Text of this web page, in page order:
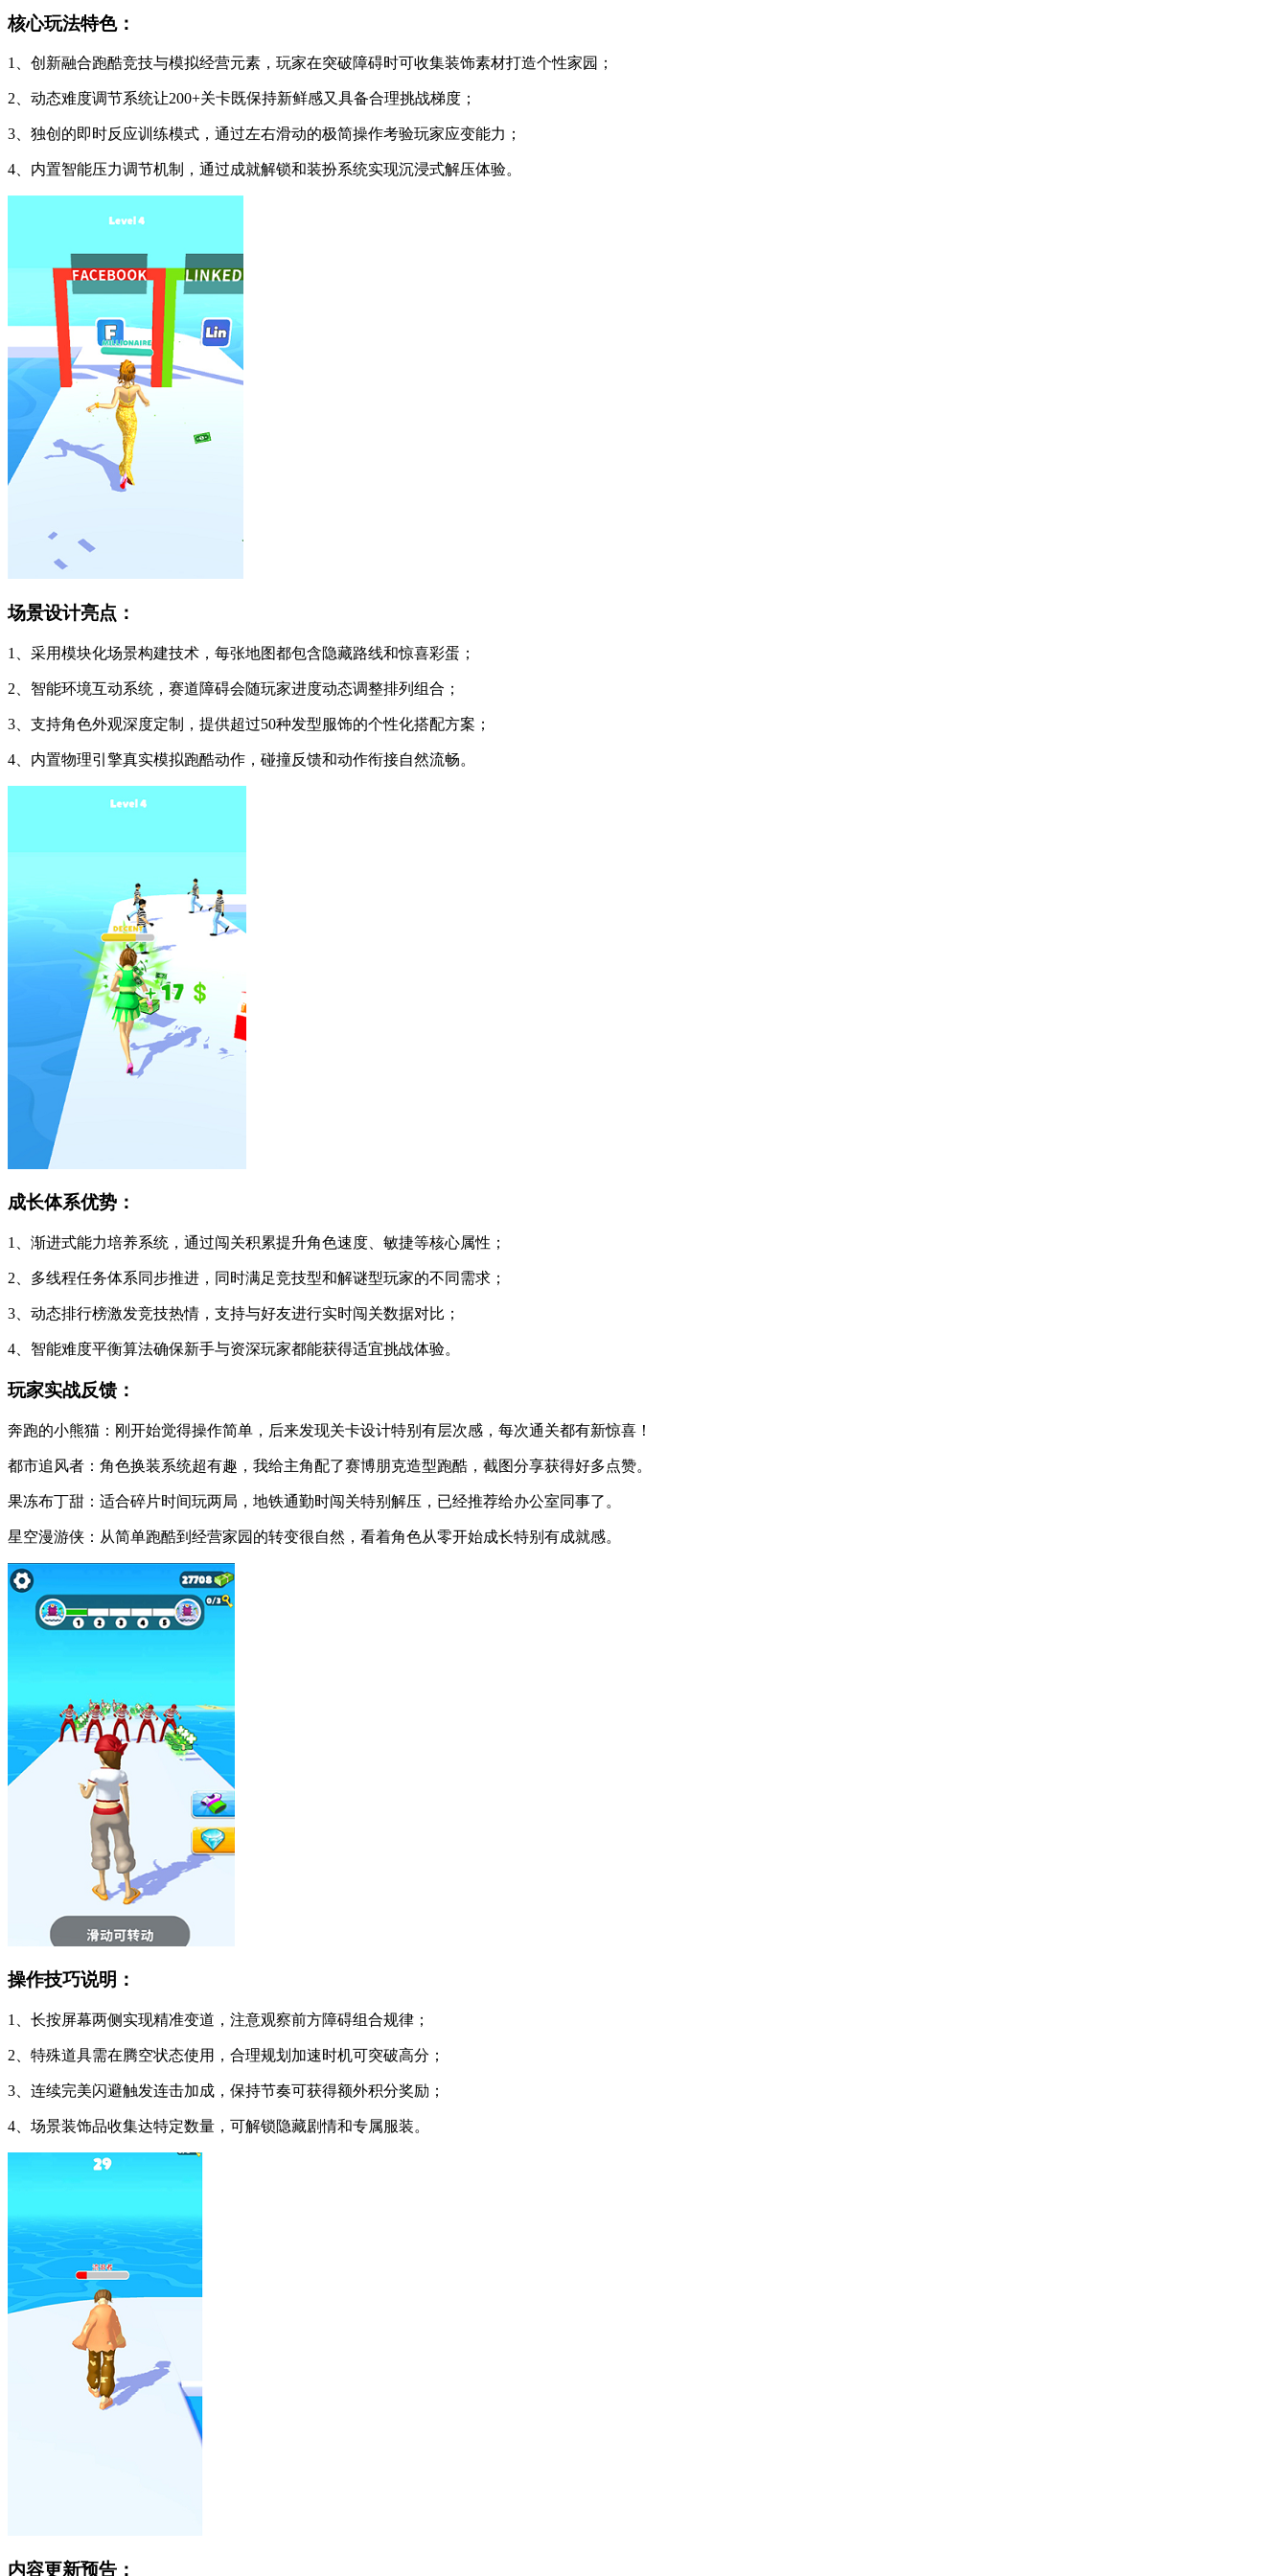
核心玩法特色：
1、创新融合跑酷竞技与模拟经营元素，玩家在突破障碍时可收集装饰素材打造个性家园；
2、动态难度调节系统让200+关卡既保持新鲜感又具备合理挑战梯度；
3、独创的即时反应训练模式，通过左右滑动的极简操作考验玩家应变能力；
4、内置智能压力调节机制，通过成就解锁和装扮系统实现沉浸式解压体验。
场景设计亮点：
1、采用模块化场景构建技术，每张地图都包含隐藏路线和惊喜彩蛋；
2、智能环境互动系统，赛道障碍会随玩家进度动态调整排列组合；
3、支持角色外观深度定制，提供超过50种发型服饰的个性化搭配方案；
4、内置物理引擎真实模拟跑酷动作，碰撞反馈和动作衔接自然流畅。
成长体系优势：
1、渐进式能力培养系统，通过闯关积累提升角色速度、敏捷等核心属性；
2、多线程任务体系同步推进，同时满足竞技型和解谜型玩家的不同需求；
3、动态排行榜激发竞技热情，支持与好友进行实时闯关数据对比；
4、智能难度平衡算法确保新手与资深玩家都能获得适宜挑战体验。
玩家实战反馈：
奔跑的小熊猫：刚开始觉得操作简单，后来发现关卡设计特别有层次感，每次通关都有新惊喜！
都市追风者：角色换装系统超有趣，我给主角配了赛博朋克造型跑酷，截图分享获得好多点赞。
果冻布丁甜：适合碎片时间玩两局，地铁通勤时闯关特别解压，已经推荐给办公室同事了。
星空漫游侠：从简单跑酷到经营家园的转变很自然，看着角色从零开始成长特别有成就感。
操作技巧说明：
1、长按屏幕两侧实现精准变道，注意观察前方障碍组合规律；
2、特殊道具需在腾空状态使用，合理规划加速时机可突破高分；
3、连续完美闪避触发连击加成，保持节奏可获得额外积分奖励；
4、场景装饰品收集达特定数量，可解锁隐藏剧情和专属服装。
内容更新预告：